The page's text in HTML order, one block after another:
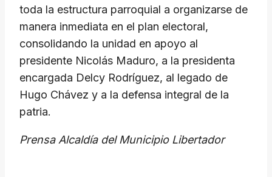
toda la estructura parroquial a organizarse de
manera inmediata en el plan electoral,
consolidando la unidad en apoyo al
presidente Nicolás Maduro, a la presidenta
encargada Delcy Rodríguez, al legado de
Hugo Chávez y a la defensa integral de la
patria.
Prensa Alcaldía del Municipio Libertador